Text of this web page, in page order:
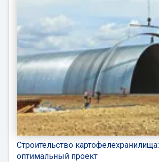
Строительство картофелехранилища:
оптимальный проект